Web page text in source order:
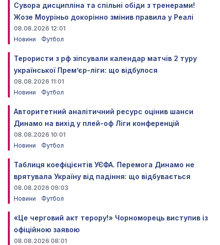
Сувора дисципліна та спільні обіди з тренерами!
Жозе Моуріньо докорінно змінив правила у Реалі
08.08.2026 12:01
Новини
Футбол
Терористи з рф зіпсували календар матчів 2 туру
української Прем’єр-ліги: що відбулося
08.08.2026 11:01
Новини
Футбол
Авторитетний аналітичний ресурс оцінив шанси
Динамо на вихід у плей-оф Ліги конференцій
08.08.2026 10:01
Новини
Футбол
Таблиця коефіцієнтів УЄФА. Перемога Динамо не
врятувала Україну від падіння: що відбувається
08.08.2026 09:03
Новини
Футбол
«Це черговий акт терору!» Чорноморець виступив із
офіційною заявою
08.08.2026 08:01